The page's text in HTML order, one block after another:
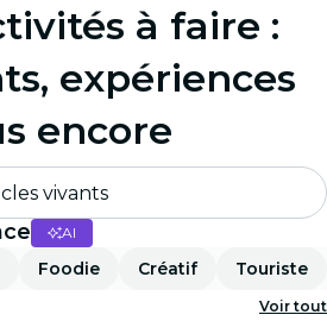
à faire :
expériences
encore
vivants
AI
Foodie Créatif Touriste
Voir tout